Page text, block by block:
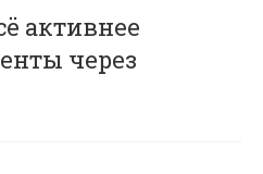
активнее
через